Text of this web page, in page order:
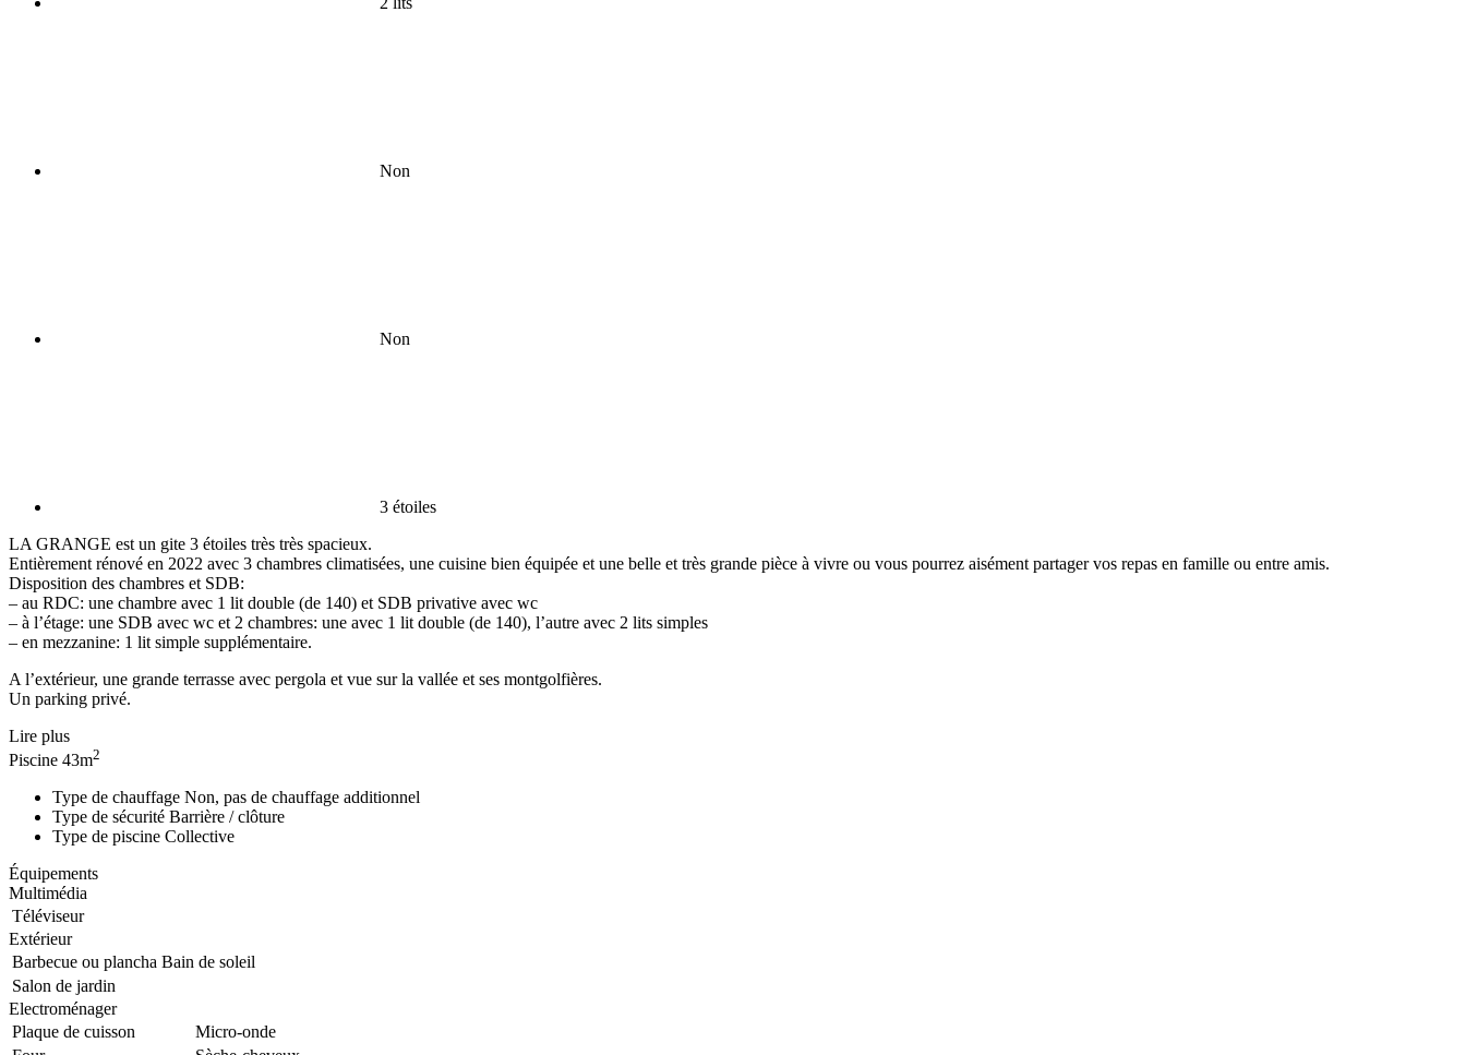
Non
Non
3 étoiles
LA GRANGE est un gite 3 étoiles très très spacieux.
Entièrement rénové en 2022 avec 3 chambres climatisées, une cuisine bien équipée et une belle et très grande pièce à vivre ou vous pourrez aisément partager vos repas en famille ou entre amis.
Disposition des chambres et SDB:
– au RDC: une chambre avec 1 lit double (de 140) et SDB privative avec wc
– à l’étage: une SDB avec wc et 2 chambres: une avec 1 lit double (de 140), l’autre avec 2 lits simples
– en mezzanine: 1 lit simple supplémentaire.
A l’extérieur, une grande terrasse avec pergola et vue sur la vallée et ses montgolfières.
Un parking privé.
Lire plus
Piscine 43m2
Type de chauffage Non, pas de chauffage additionnel
Type de sécurité Barrière / clôture
Type de piscine Collective
Équipements
Multimédia
Téléviseur
Extérieur
Barbecue ou plancha Bain de soleil
Salon de jardin
Electroménager
Plaque de cuisson
Micro-onde